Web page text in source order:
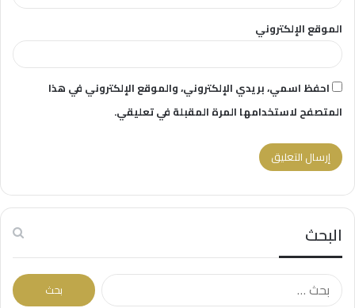
الموقع الإلكتروني
احفظ اسمي، بريدي الإلكتروني، والموقع الإلكتروني في هذا
المتصفح لاستخدامها المرة المقبلة في تعليقي.
البحث
البحث
عن: